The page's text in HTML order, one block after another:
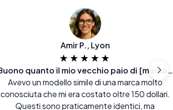
Amir P., Lyon
★★★★★
Buono quanto il mio vecchio paio di [marca famosa]
Avevo un modello simile di una marca molto
conosciuta che mi era costato oltre 150 dollari.
Questi sono praticamente identici, ma